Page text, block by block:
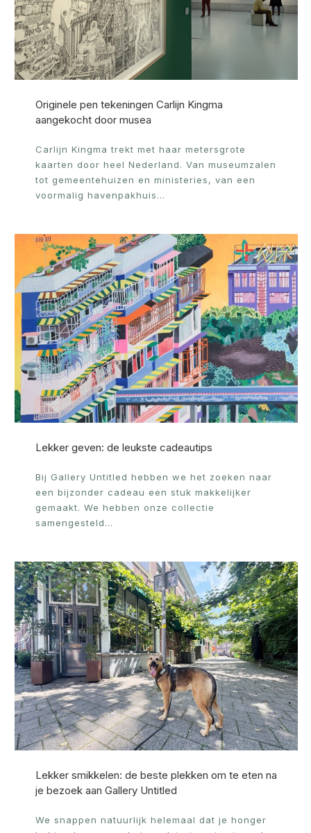
Originele pen tekeningen Carlijn Kingma
aangekocht door musea
Carlijn Kingma trekt met haar metersgrote
kaarten door heel Nederland. Van museumzalen
tot gemeentehuizen en ministeries, van een
voormalig havenpakhuis…
Lekker geven: de leukste cadeautips
Bij Gallery Untitled hebben we het zoeken naar
een bijzonder cadeau een stuk makkelijker
gemaakt. We hebben onze collectie
samengesteld…
Lekker smikkelen: de beste plekken om te eten na
je bezoek aan Gallery Untitled
We snappen natuurlijk helemaal dat je honger